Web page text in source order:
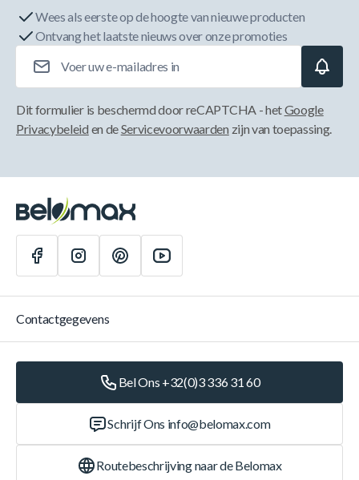
Wees als eerste op de hoogte van nieuwe producten
Ontvang het laatste nieuws over onze promoties
Dit formulier is beschermd door reCAPTCHA - hetGoogle
Privacybeleid en deServicevoorwaarden zijn van toepassing.
Contactgegevens
Bel Ons +32(0)3 336 31 60
Schrijf Ons info@belomax.com
Routebeschrijving naar de Belomax